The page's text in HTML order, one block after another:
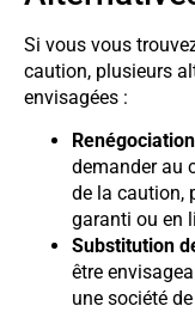
Si vous vous
caution, plusieurs
envisagées :
demander au
de la caution,
garanti ou en
Substitution
être
une société